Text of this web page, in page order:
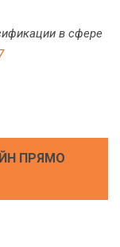
в сфере
ПРЯМО